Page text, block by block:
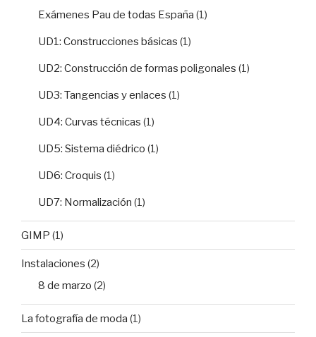
Exámenes Pau de todas España (1)
UD1: Construcciones básicas (1)
UD2: Construcción de formas poligonales (1)
UD3: Tangencias y enlaces (1)
UD4: Curvas técnicas (1)
UD5: Sistema diédrico (1)
UD6: Croquis (1)
UD7: Normalización (1)
GIMP (1)
Instalaciones (2)
8 de marzo (2)
La fotografía de moda (1)